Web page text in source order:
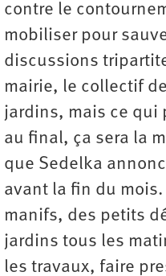
contre le
mobiliser pour
discussions
mairie, le collectif
jardins, mais ce qui
au final, ça sera la
que Sedelka
avant la fin du
manifs, des petits
jardins tous les
les travaux, faire